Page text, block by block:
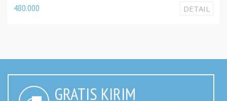
480.000 DETAIL
GRATIS KIRIM